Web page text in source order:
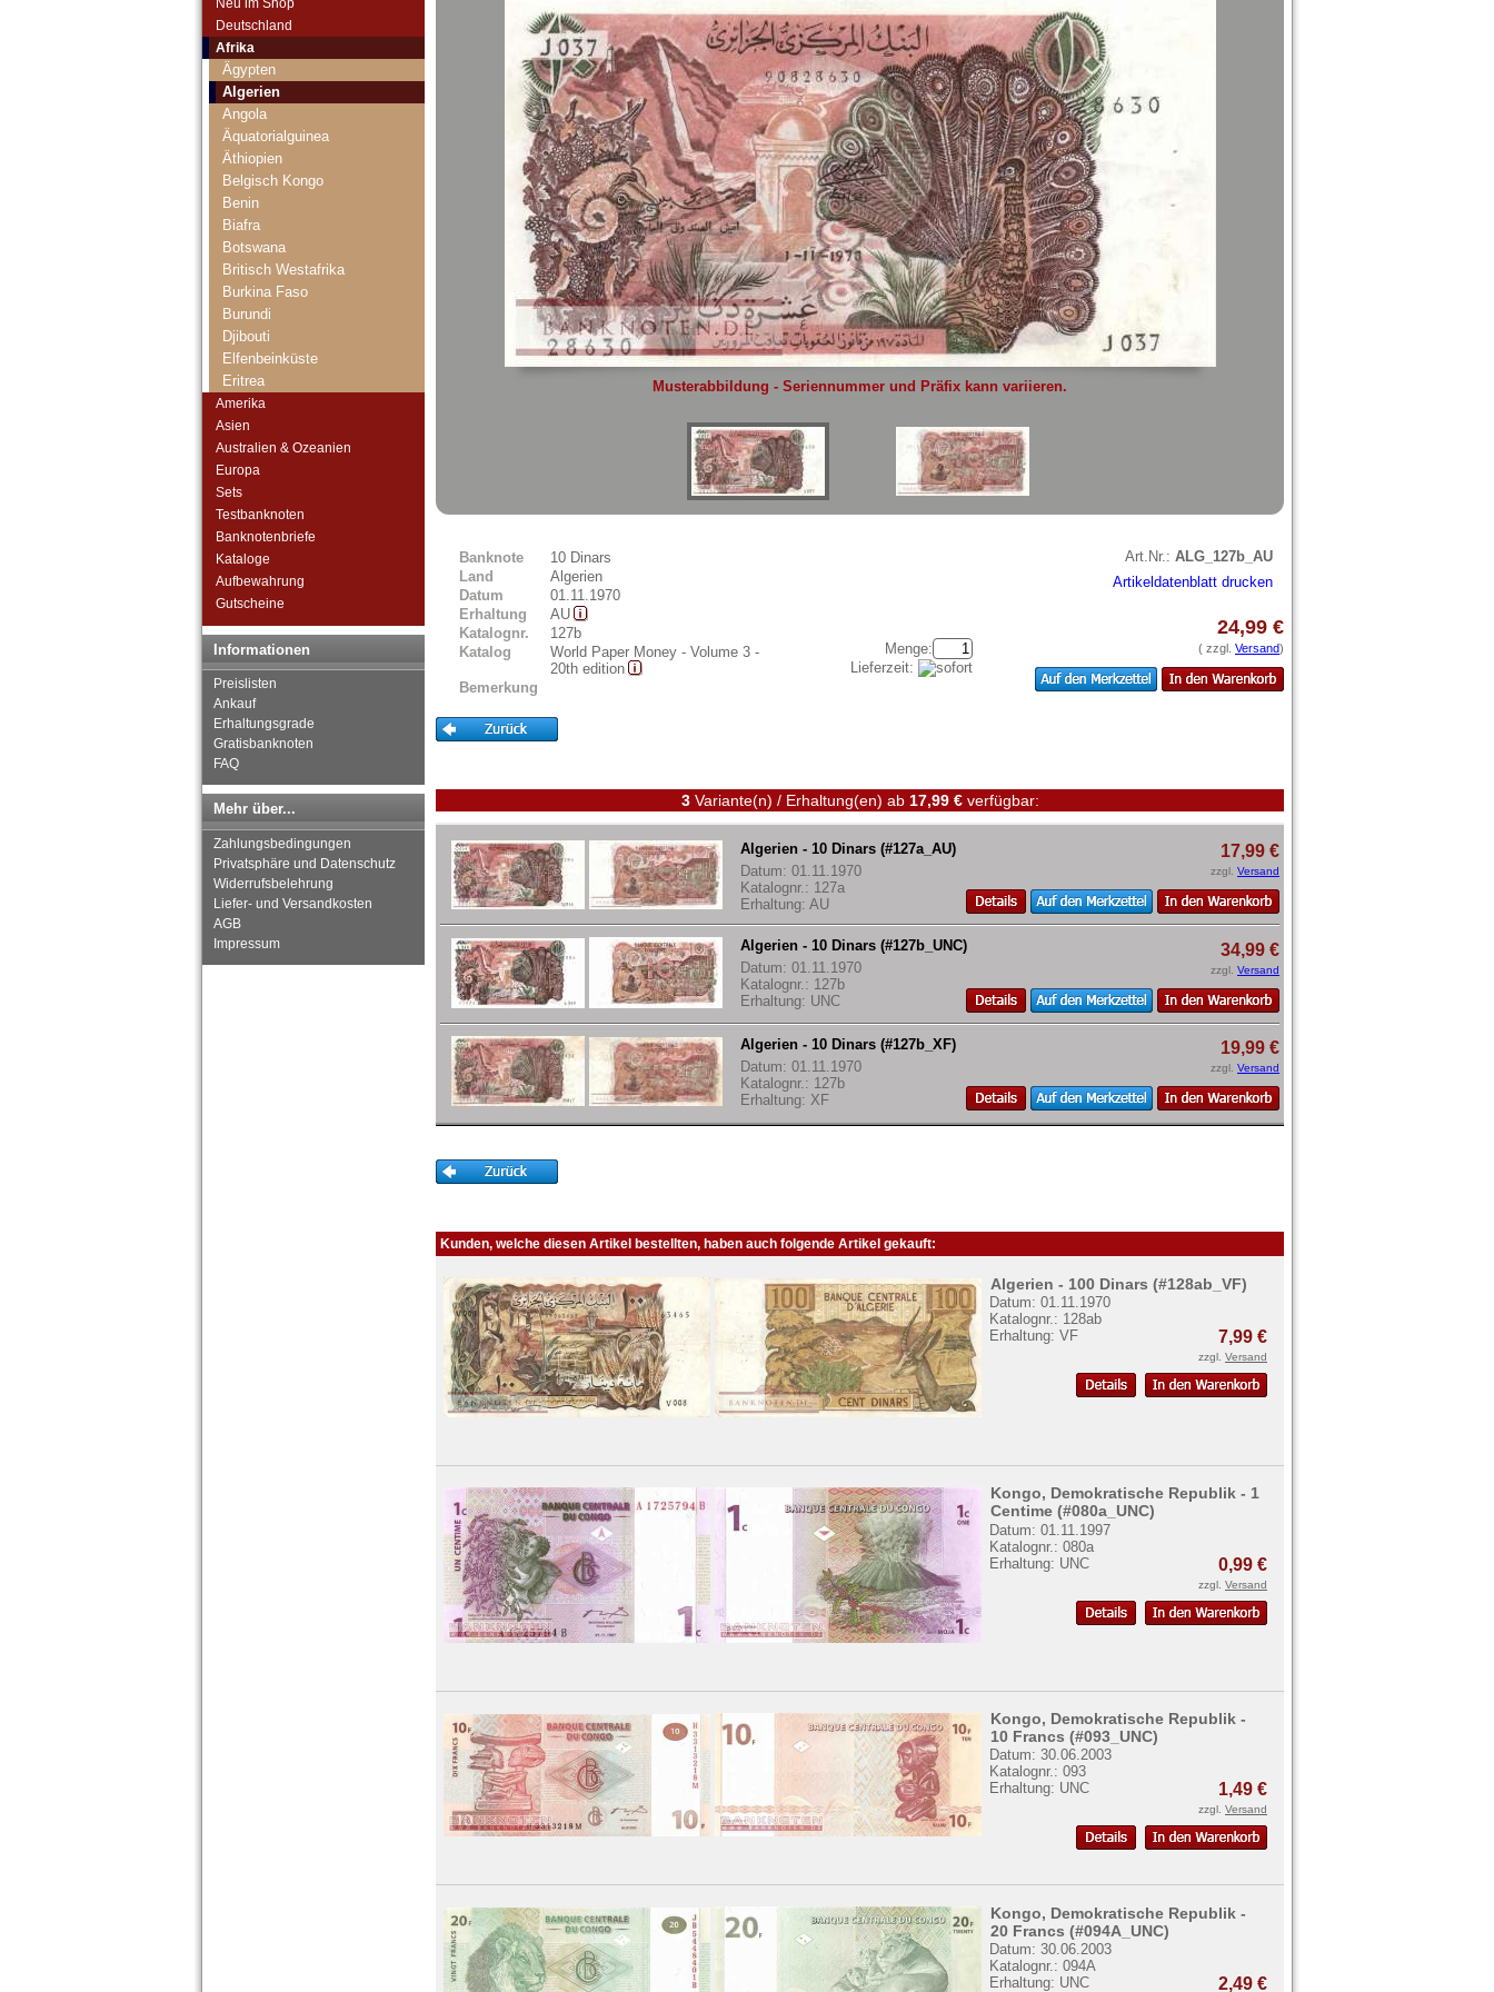
Deutschland
Afrika
Ägypten
Algerien
Angola
Äquatorialguinea
Äthiopien
Belgisch Kongo
Benin
Biafra
Botswana
Britisch Westafrika
Burkina Faso
Burundi
Djibouti
Elfenbeinküste
Eritrea
Französisch Äquatorial-Afrika
Französisch Somaliland
Französisch Westafrika
Gabun
Gambia
Ghana
Guinea
Guinea-Bissau
Kamerun
Kap Verden
Katanga
Kenia
Komoren
Kongo, Demokratische
Republik
Kongo, Republik
Lesotho
Liberia
Libyen
Madagaskar
Malawi
Mali
Marokko
Mauretanien
Mauritius
Mozambique
Amerika
Asien
Australien & Ozeanien
Europa
Sets
Testbanknoten
Banknotenbriefe
Kataloge
Aufbewahrung
Gutscheine
Informationen
Preislisten
Ankauf
Erhaltungsgrade
Gratisbanknoten
FAQ
Mehr über...
Zahlungsbedingungen
Privatsphäre und Datenschutz
Widerrufsbelehrung
Liefer- und Versandkosten
AGB
Impressum
Musterabbildung - Seriennummer und Präfix kann variieren.
Banknote
10 Dinars
Land
Algerien
Datum
01.11.1970
Erhaltung
AU
Katalognr.
127b
Katalog
World Paper Money - Volume 3 -
20th edition
Bemerkung
Art.Nr.: ALG_127b_AU
Artikeldatenblatt drucken
Menge:
Lieferzeit:
24,99 €
( zzgl. Versand)
3Variante(n) / Erhaltung(en) ab 17,99 €verfügbar:
Algerien - 10 Dinars (#127a_AU)
Datum: 01.11.1970
Katalognr.: 127a
Erhaltung: AU
17,99 €
zzgl. Versand
Algerien - 10 Dinars (#127b_UNC)
Datum: 01.11.1970
Katalognr.: 127b
Erhaltung: UNC
34,99 €
zzgl. Versand
Algerien - 10 Dinars (#127b_XF)
Datum: 01.11.1970
Katalognr.: 127b
Erhaltung: XF
19,99 €
zzgl. Versand
Kunden, welche diesen Artikel bestellten, haben auch folgende Artikel gekauft:
Algerien - 100 Dinars (#128ab_VF)
Datum: 01.11.1970
Katalognr.: 128ab
Erhaltung: VF
7,99 €
zzgl. Versand
Kongo, Demokratische Republik - 1
Centime (#080a_UNC)
Datum: 01.11.1997
Katalognr.: 080a
Erhaltung: UNC
0,99 €
zzgl. Versand
Kongo, Demokratische Republik -
10 Francs (#093_UNC)
Datum: 30.06.2003
Katalognr.: 093
Erhaltung: UNC
1,49 €
zzgl. Versand
Kongo, Demokratische Republik -
20 Francs (#094A_UNC)
Datum: 30.06.2003
Katalognr.: 094A
Erhaltung: UNC
2,49 €